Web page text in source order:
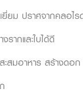
ยี่ยม ปราศจากคลอไร
รากและใบได้ดี
ะสมอาหาร สร้างดอก